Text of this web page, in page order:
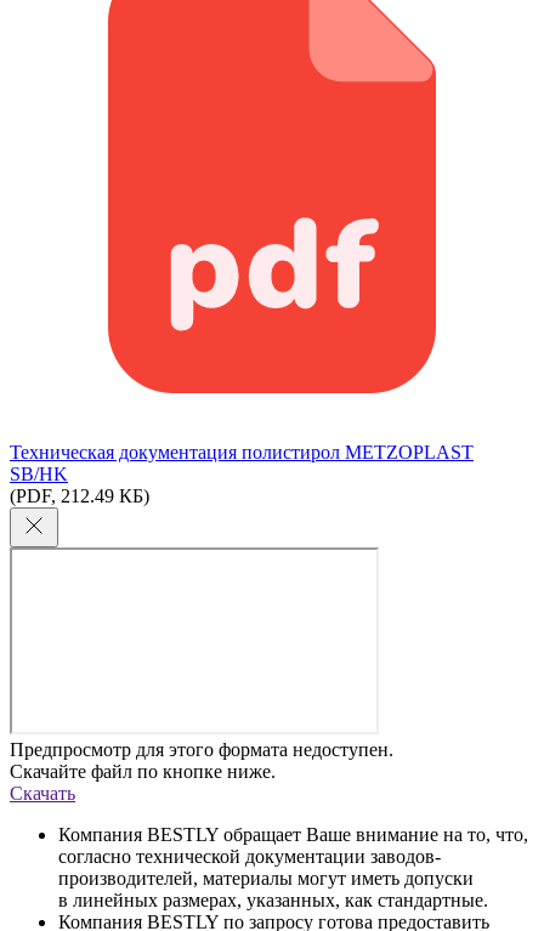
Техническая документация полистирол METZOPLAST
SB/HK
(PDF, 212.49 КБ)
Предпросмотр для этого формата недоступен.
Скачайте файл по кнопке ниже.
Скачать
Компания BESTLY обращает Ваше внимание на то, что,
согласно технической документации заводов-
производителей, материалы могут иметь допуски
в линейных размерах, указанных, как стандартные.
Компания BESTLY по запросу готова предоставить